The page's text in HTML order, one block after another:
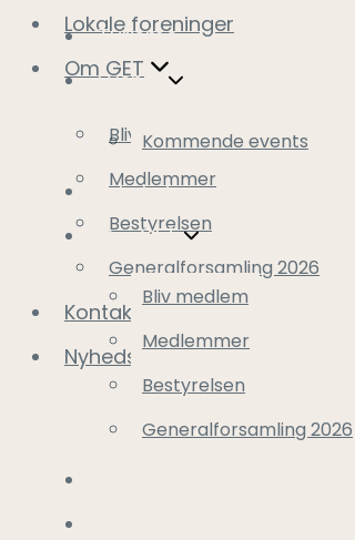
Turisme
Events
Kommende events
Lokale foreninger
Om GET
Bliv medlem
Medlemmer
Bestyrelsen
Generalforsamling 2026
Lokale foreninger
Om GET
Bliv medlem
Medlemmer
Bestyrelsen
Generalforsamling 2026
Kontakt
Nyhedsbrev